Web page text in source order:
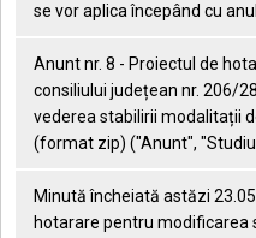
se vor aplica începând cu
Anunt nr. 8 - Proiectul de
consiliului județean nr. 206/
vederea stabilirii modalitații
(format zip) ("Anunt",
Minută încheiată astăzi
hotarare pentru modificarea